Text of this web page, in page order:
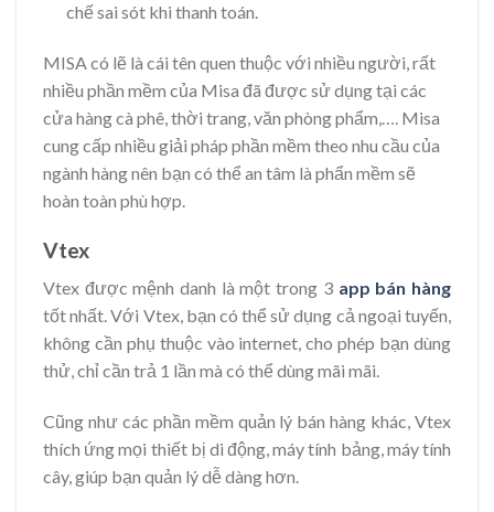
chế sai sót khi thanh toán.
MISA có lẽ là cái tên quen thuộc với nhiều người, rất
nhiều phần mềm của Misa đã được sử dụng tại các
cửa hàng cà phê, thời trang, văn phòng phẩm,…. Misa
cung cấp nhiều giải pháp phần mềm theo nhu cầu của
ngành hàng nên bạn có thể an tâm là phẩn mềm sẽ
hoàn toàn phù hợp.
Vtex
Vtex được mệnh danh là một trong 3 app bán hàng
tốt nhất. Với Vtex, bạn có thể sử dụng cả ngoại tuyến,
không cần phụ thuộc vào internet, cho phép bạn dùng
thử, chỉ cần trả 1 lần mà có thể dùng mãi mãi.
Cũng như các phần mềm quản lý bán hàng khác, Vtex
thích ứng mọi thiết bị di động, máy tính bảng, máy tính
cây, giúp bạn quản lý dễ dàng hơn.